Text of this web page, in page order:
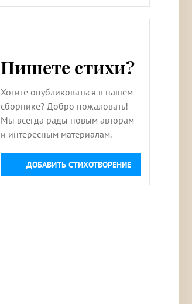
Пишете стихи?
Хотите опубликоваться в нашем
сборнике? Добро пожаловать!
Мы всегда рады новым авторам
и интересным материалам.
ДОБАВИТЬ СТИХОТВОРЕНИЕ